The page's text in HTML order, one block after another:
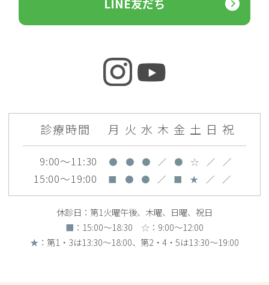
LINE友だち
診療時間 月 火 水 木 金 土 日 祝
9:00～11:30 ● ● ● ／ ● ☆ ／ ／
15:00～19:00 ■ ● ● ／ ■ ★ ／ ／
休診日：第1火曜午後、木曜、日曜、祝日
■ ：15:00〜18:30 ☆ ：9:00〜12:00
★ ：第1・3は13:30～18:00、第2・4・5は13:30〜19:00